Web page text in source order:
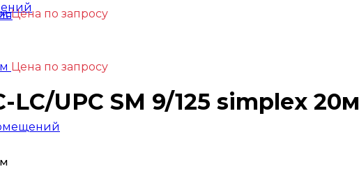
Цена по запросу
Цена по запросу
UPC SM 9/125 simplex 20м